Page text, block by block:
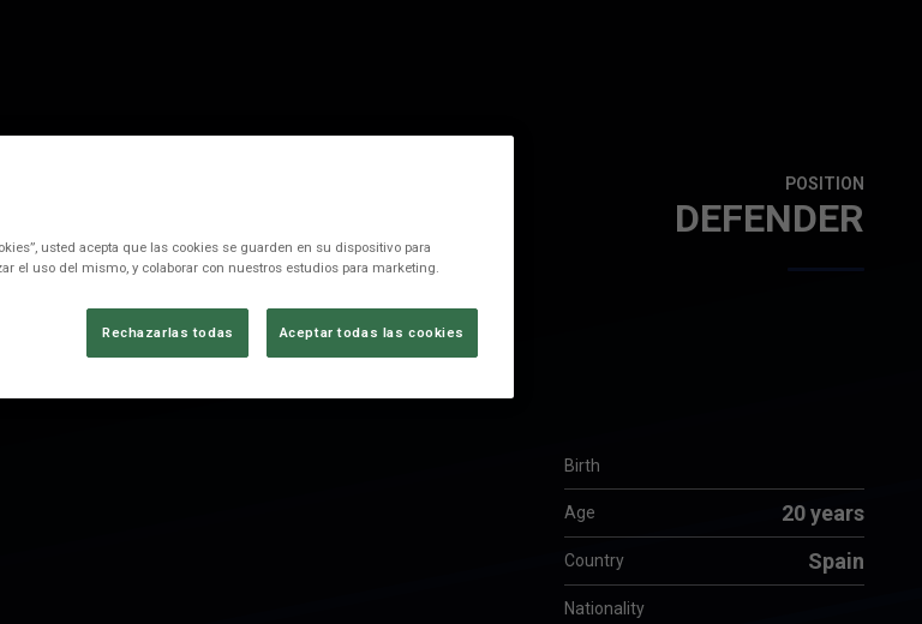
POSITION
DEFENDER
Birth
Age 20 years
Country Spain
Nationality
usted acepta que las cookies se guarden en su dispositivo para
el uso del mismo, y colaborar con nuestros estudios para marketing.
Rechazarlas todas Aceptar todas las cookies